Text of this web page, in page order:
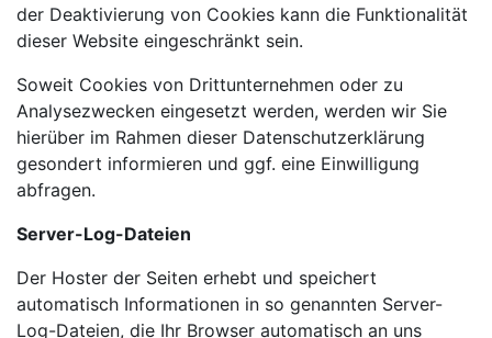
der Deaktivierung von Cookies kann die Funktionalität
dieser Website eingeschränkt sein.
Soweit Cookies von Drittunternehmen oder zu
Analysezwecken eingesetzt werden, werden wir Sie
hierüber im Rahmen dieser Datenschutzerklärung
gesondert informieren und ggf. eine Einwilligung
abfragen.
Server-Log-Dateien
Der Hoster der Seiten erhebt und speichert
automatisch Informationen in so genannten Server-
Log-Dateien, die Ihr Browser automatisch an uns